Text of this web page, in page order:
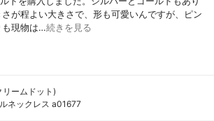
が程よい大きさで、形も可愛いんですが、ピン
も現物は…続きを見る
ームドット)
ネックレス a01677